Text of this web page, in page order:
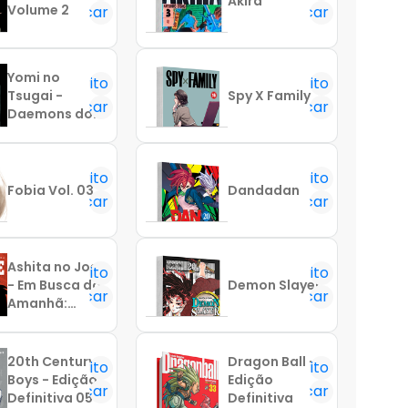
Volume 2Notificar
Yomi no
Tsugai -
Daemons do
Favorito
Notificar
Fobia Vol. 03
Favorito
Notificar
Ashita no Joe
- Em Busca do
Amanhã:
Favorito
Notificar
20th Century
Boys - Edição
Definitiva 05
Favorito
Notificar
Notificar
Spy X Family
Favorito
Notificar
Dandadan
Favorito
Notificar
Demon Slayer
Favorito
Notificar
Dragon Ball -
Edição
Definitiva
Favorito
Notificar